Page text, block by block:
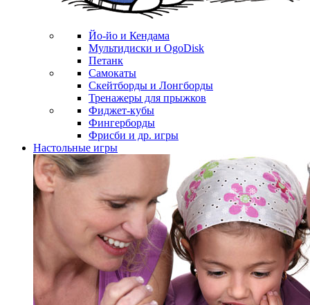
Йо-йо и Кендама
Мультидиски и OgoDisk
Петанк
Самокаты
Скейтборды и Лонгборды
Тренажеры для прыжков
Фиджет-кубы
Фингерборды
Фрисби и др. игры
Настольные игры